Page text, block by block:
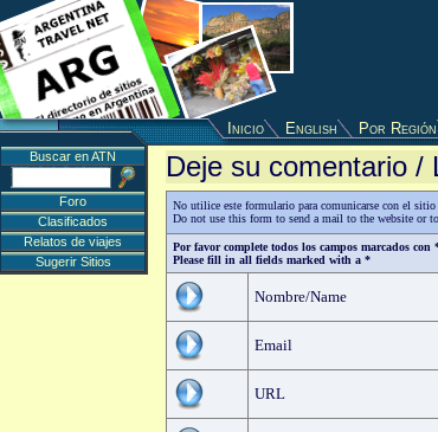
Inicio English Por Región
Deje su comentario /
No utilice este formulario para comunicarse con el
Do not use this form to send a mail to the website or
Por favor complete todos los campos marcados con
Please fill in all fields marked with a *
Nombre/Name
Email
URL
Buscar en ATN
Foro
Clasificados
Relatos de viajes
Sugerir Sitios